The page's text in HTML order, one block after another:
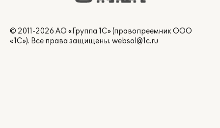
© 2011-2026 АО «Группа 1С» (правопреемник ООО
«1С»). Все права защищены. websol@1c.ru